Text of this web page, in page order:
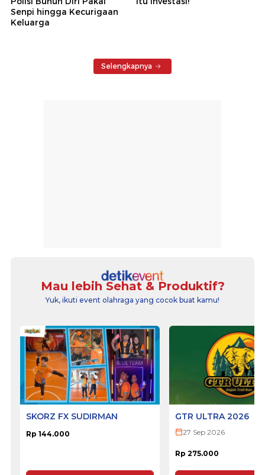
Senpi hingga Kecurigaan
Keluarga
Selengkapnya
Mau lebih Sehat & Produktif?
Yuk, ikuti event olahraga yang cocok buat kamu!
SKORZ FX SUDIRMAN
Rp 144.000
GTR ULTRA 2026
27 Sep 2026
Rp 275.000